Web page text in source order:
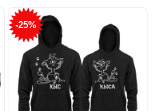
-25%